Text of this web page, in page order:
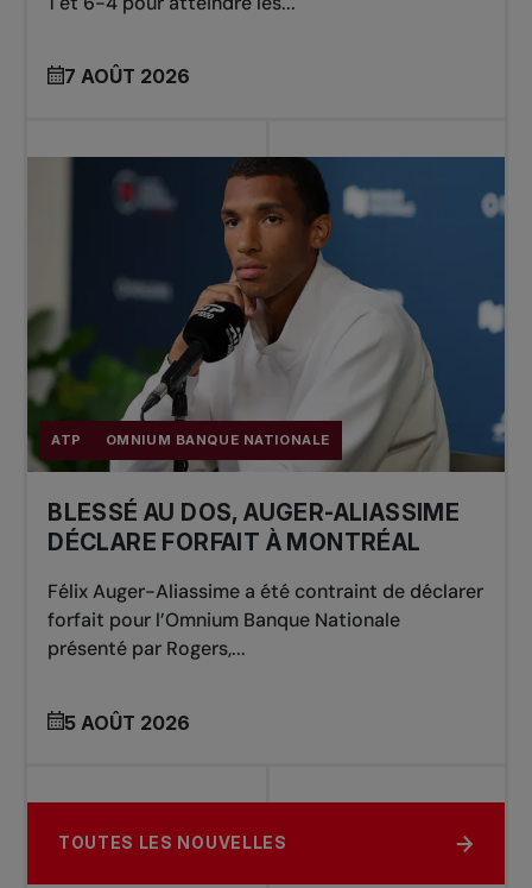
7 AOÛT 2026
ATP OMNIUM BANQUE NATIONALE
BLESSÉ AU DOS, AUGER-ALIASSIME
DÉCLARE FORFAIT À MONTRÉAL
Félix Auger-Aliassime a été contraint de déclarer
forfait pour l’Omnium Banque Nationale
présenté par Rogers,...
5 AOÛT 2026
TOUTES LES NOUVELLES